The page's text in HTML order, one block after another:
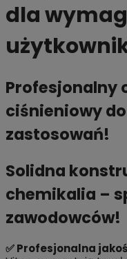
dla
Profesjonalny
ciśnieniowy
zastosowań!
Solidna
chemikalia –
zawodowców!
✅ Profesjonalna